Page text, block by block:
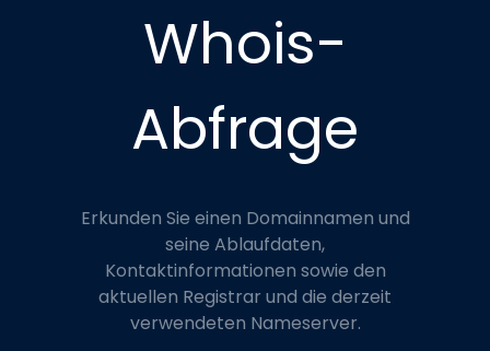
Whois-
Abfrage
Erkunden Sie einen Domainnamen und
seine Ablaufdaten,
Kontaktinformationen sowie den
aktuellen Registrar und die derzeit
verwendeten Nameserver.